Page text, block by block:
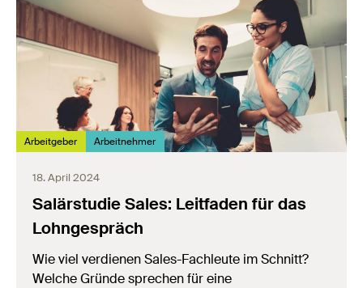
Arbeitgeber Arbeitnehmer
18. April 2024
Salärstudie Sales: Leitfaden für das
Lohngespräch
Wie viel verdienen Sales-Fachleute im Schnitt?
Welche Gründe sprechen für eine